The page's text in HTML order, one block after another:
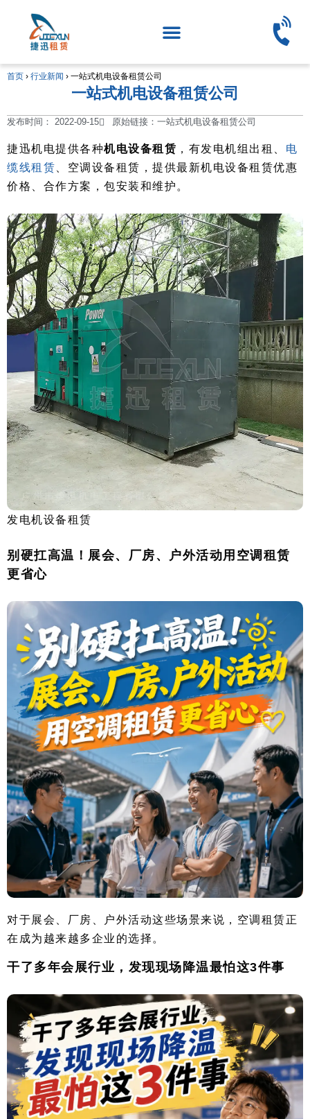
首页 › 行业新闻 › 一站式机电设备租赁公司
一站式机电设备租赁公司
发布时间： 2022-09-15 原始链接：一站式机电设备租赁公司
捷迅机电提供各种机电设备租赁 ，有发电机组出租、 电
缆线租赁 、空调设备租赁，提供最新机电设备租赁优惠
价格、合作方案，包安装和维护。
发电机设备租赁
别硬扛高温！展会、厂房、户外活动用空调租赁
更省心
对于展会、厂房、户外活动这些场景来说，空调租赁正
在成为越来越多企业的选择。
干了多年会展行业，发现现场降温最怕这3件事